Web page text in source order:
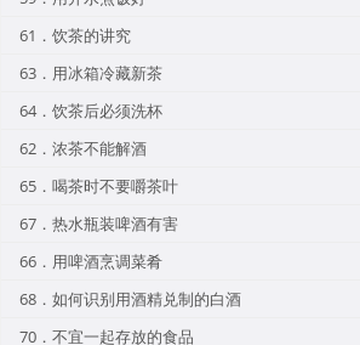
61．饮茶的讲究
63．用冰箱冷藏新茶
64．饮茶后必须洗杯
62．浓茶不能解酒
65．喝茶时不要嚼茶叶
67．热水瓶装啤酒有害
66．用啤酒烹调菜肴
68．如何识别用酒精兑制的白酒
70．不宜一起存放的食品